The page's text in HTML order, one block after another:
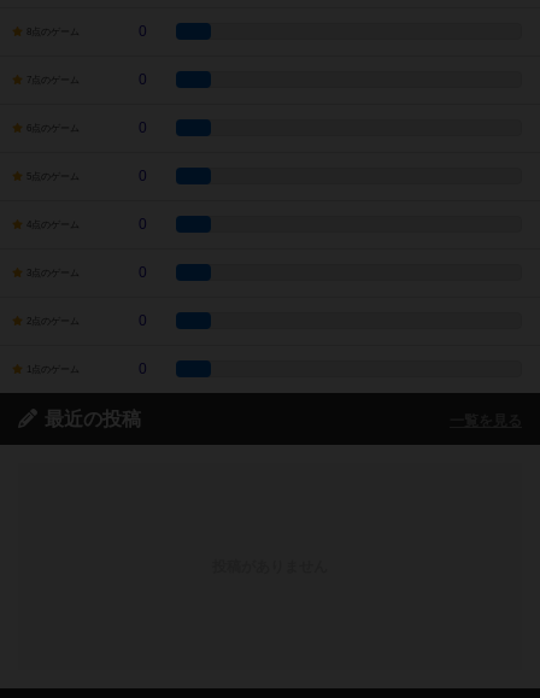
8点のゲーム 0
7点のゲーム 0
6点のゲーム 0
5点のゲーム 0
4点のゲーム 0
3点のゲーム 0
2点のゲーム 0
1点のゲーム 0
最近の投稿